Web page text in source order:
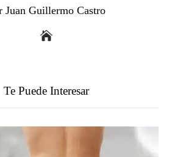
Juan Guillermo Castro
Te Puede Interesar